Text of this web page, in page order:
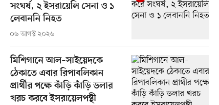
সংঘর্ষ, ২ ইসরায়েলি সেনা ও ১
লেবাননি নিহত
০৬ আগস্ট ২০২৬
মিশিগানে আল–সাইয়েদকে
ঠেকাতে এবার রিপাবলিকান
প্রার্থীর পক্ষে কাঁড়ি কাঁড়ি ডলার
খরচ করবে ইসরায়েলপন্থী